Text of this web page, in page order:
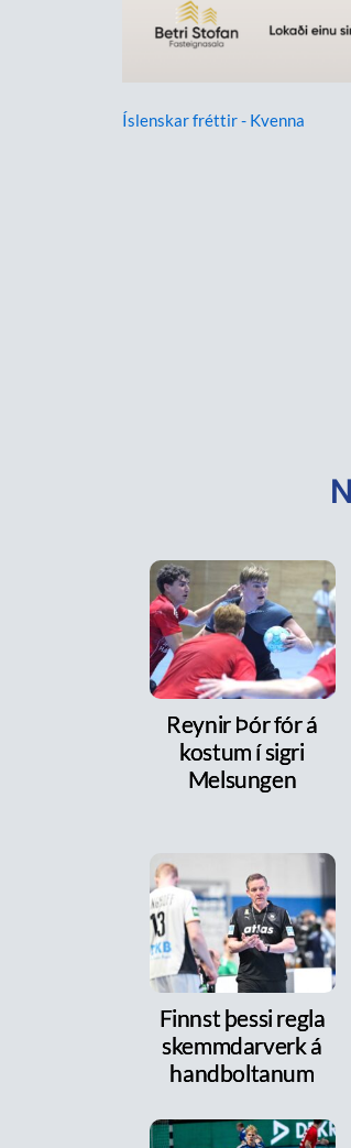
Íslenskar fréttir - Kvenna
Reynir Þór fór á
kostum í sigri
Melsungen
Finnst þessi regla
skemmdarverk á
handboltanum